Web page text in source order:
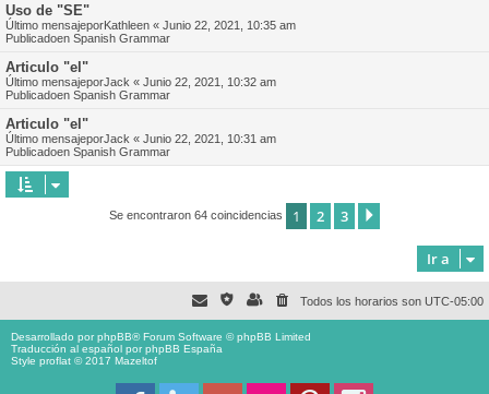
Uso de "SE"
Último mensajeporKathleen « Junio 22, 2021, 10:35 am
Publicadoen Spanish Grammar
Articulo "el"
Último mensajeporJack « Junio 22, 2021, 10:32 am
Publicadoen Spanish Grammar
Articulo "el"
Último mensajeporJack « Junio 22, 2021, 10:31 am
Publicadoen Spanish Grammar
Se encontraron 64 coincidencias 1 2 3
Ir a
Todos los horarios son UTC-05:00
Desarrollado porphpBB® Forum Software © phpBB Limited
Traducción al español porphpBB España
Style proflat © 2017 Mazeltof